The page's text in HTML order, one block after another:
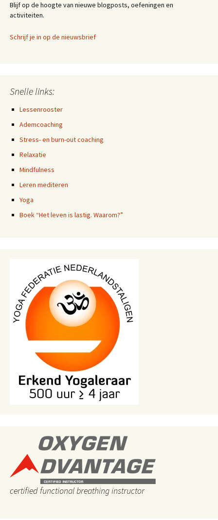
Blijf op de hoogte van nieuwe blogposts, oefeningen en
activiteiten.
Schrijf je in op de nieuwsbrief
Snelle links:
Lessenrooster
Ademcoaching
Stress- en burn-out coaching
Relaxatie
Mindfulness
Leren mediteren
Yoga
Boek “Het leven is lastig. Waarom?”
certified functional breathing instructor